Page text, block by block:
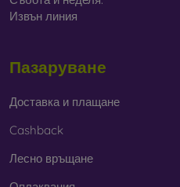
Извън линия
Пазаруване
Доставка и плащане
Cashback
Лесно връщане